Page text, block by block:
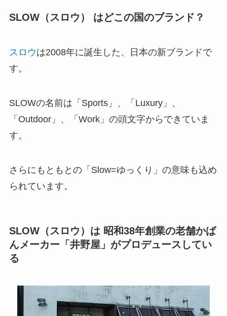
SLOW（スロウ） はどこの国のブランド？
スロウは2008年に誕生した、日本の新ブランドで
す。
SLOWの名前は「Sports」、「Luxury」、
「Outdoor」、「Work」の頭文字からできていま
す。
さらにもともとの「Slow=ゆっくり」の意味も込め
られています。
SLOW（スロウ）は 昭和38年創業の老舗かば
んメーカー「井野屋」がプロデュースしてい
る